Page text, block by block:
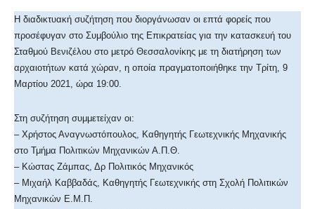
Η διαδικτυακή συζήτηση που διοργάνωσαν οι επτά φορείς που
προσέφυγαν στο Συμβούλιο της Επικρατείας για την κατασκευή του
Σταθμού Βενιζέλου στο μετρό Θεσσαλονίκης με τη διατήρηση των
αρχαιοτήτων κατά χώραν, η οποία πραγματοποιήθηκε την Τρίτη, 9
Μαρτίου 2021, ώρα 19:00.
Στη συζήτηση συμμετείχαν οι:
– Χρήστος Αναγνωστόπουλος, Καθηγητής Γεωτεχνικής Μηχανικής
στο Τμήμα Πολιτικών Μηχανικών Α.Π.Θ.
– Κώστας Ζάμπας, Δρ Πολιτικός Μηχανικός
– Μιχαήλ Καββαδάς, Καθηγητής Γεωτεχνικής στη Σχολή Πολιτικών
Μηχανικών Ε.Μ.Π.